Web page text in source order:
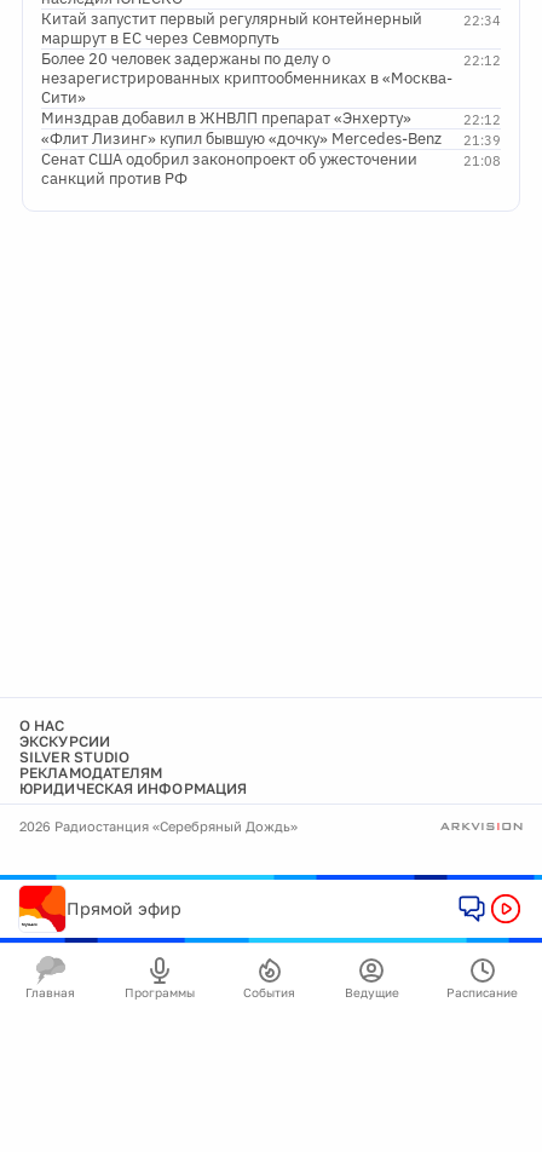
22:34
Китай запустит первый регулярный контейнерный
маршрут в ЕС через Севморпуть
22:12
Более 20 человек задержаны по делу о
незарегистрированных криптообменниках в «Москва-
Сити»
22:12
Минздрав добавил в ЖНВЛП препарат «Энхерту»
21:39
«Флит Лизинг» купил бывшую «дочку» Mercedes-Benz
21:08
Сенат США одобрил законопроект об ужесточении
санкций против РФ
О НАС
ЭКСКУРСИИ
SILVER STUDIO
РЕКЛАМОДАТЕЛЯМ
ЮРИДИЧЕСКАЯ ИНФОРМАЦИЯ
2026 Радиостанция «Серебряный Дождь»
Прямой эфир
Главная Программы События Ведущие Расписание